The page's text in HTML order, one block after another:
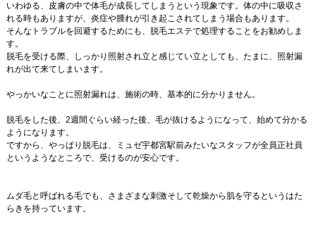
いわゆる、皮膚の中で体毛が成長してしまうという現象です。体の中に吸収さ
れる時もありますが、炎症や腫れが引き起こされてしまう場合もあります。
そんなトラブルを回避するためにも、脱毛エステで処理することをお勧めしま
す。
脱毛を受ける際、しっかり照射され立と感じてい立としても、たまに、照射漏
れが出て来てしまいます。
やっかいなことに照射漏れは、施術の時、基本的に分かりません。
脱毛をした後、2週間ぐらい経った後、毛が抜けるようになって、始めて分かる
ようになります。
ですから、やっぱり脱毛は、ミュゼ宇都宮駅前みたいなスタッフが全員正社員
というようなところで、受けるのが安心です。
ムダ毛と呼ばれる毛でも、さまざまな刺激そして乾燥から肌を守るというはた
らきを持っています。